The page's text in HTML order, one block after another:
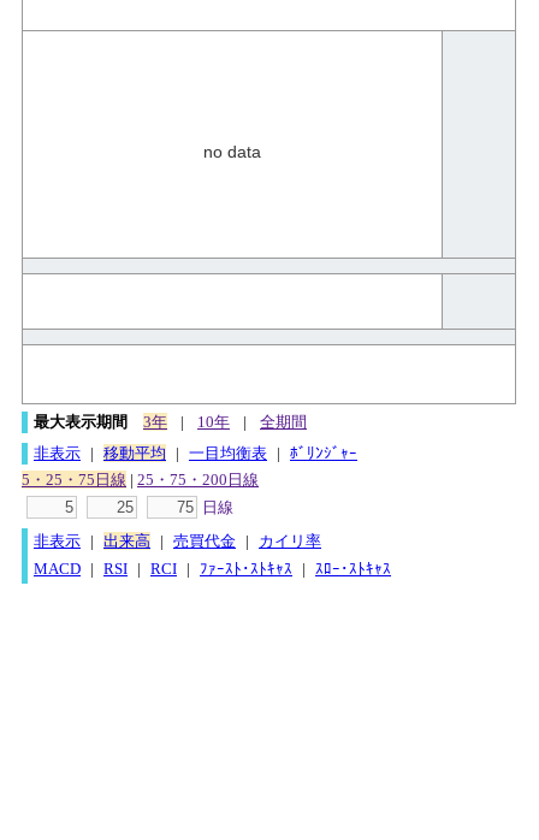
no data
最大表示期間 3年 | 10年 |
全期間
非表示 | 移動平均 | 一目均衡表 | ﾎﾞﾘﾝｼﾞｬｰ
5・25・75日線 | 25・75・200日線
日線
非表示 | 出来高 | 売買代金 |
カイリ率
MACD | RSI | RCI | ﾌｧｰｽﾄ･ｽﾄｷｬｽ | ｽﾛｰ･ｽﾄｷｬｽ